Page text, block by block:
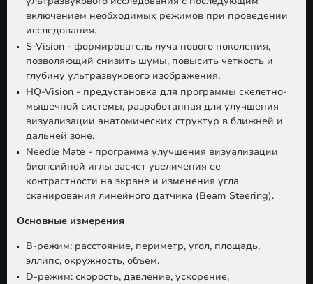
включением необходимых режимов при проведении
исследования.
S-Vision - формирователь луча нового поколения,
позволяющий снизить шумы, повысить четкость и
глубину ультразвукового изображения.
HQ-Vision - предустановка для программы скелетно-
мышечной системы, разработанная для улучшения
визуализации анатомических структур в ближней и
дальней зоне.
Needle Mate - программа улучшения визуализации
биопсийной иглы засчет увеличения ее
контрастности на экране и изменения угла
сканирования линейного датчика (Beam Steering).
Основные измерения
B-режим: расстояние, периметр, угол, площадь,
эллипс, окружность, объем.
D-режим: скорость, давление, ускорение,